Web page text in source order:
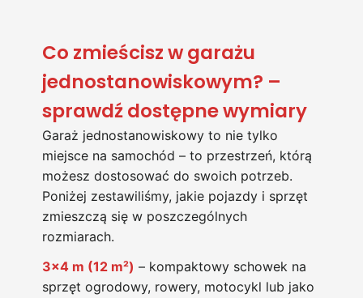
Co zmieścisz w garażu
jednostanowiskowym? –
sprawdź dostępne wymiary
Garaż jednostanowiskowy to nie tylko
miejsce na samochód – to przestrzeń, którą
możesz dostosować do swoich potrzeb.
Poniżej zestawiliśmy, jakie pojazdy i sprzęt
zmieszczą się w poszczególnych
rozmiarach.
3×4 m (12 m²) – kompaktowy schowek na
sprzęt ogrodowy, rowery, motocykl lub jako